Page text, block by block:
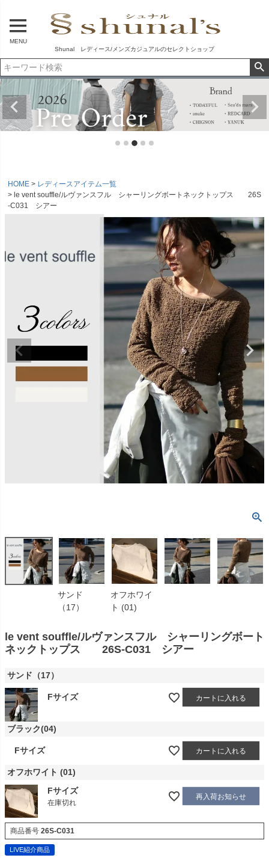
MENU
Shunal レディース/メンズカジュアルのセレクトショップ
HOME
レディースアイテム一覧
le vent souffle/ルヴァンスフル シャーリングボートネックトップス 26S
-C031 シアー
サンド
（17）
オフホワイ
ト (01)
le vent souffle/ルヴァンスフル シャーリングボート
ネックトップス 26S-C031 シアー
サンド（17）
Fサイズ カートに入れる
ブラック(04)
Fサイズ カートに入れる
オフホワイト (01)
Fサイズ
在庫切れ
再入荷お知らせ
商品番号 26S-C031
LIVE紹介商品